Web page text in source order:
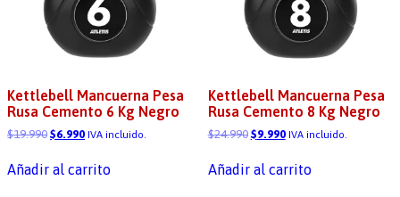
Kettlebell Mancuerna Pesa
Rusa Cemento 6 Kg Negro
$19.990$6.990 IVA incluido.
Añadir al carrito
Kettlebell Mancuerna Pesa
Rusa Cemento 8 Kg Negro
$24.990 $9.990 IVA incluido.
Añadir al carrito